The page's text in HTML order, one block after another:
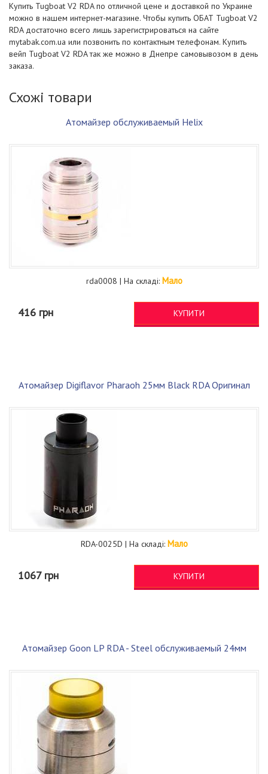
Купить Tugboat V2 RDA по отличной цене и доставкой по Украине
можно в нашем интернет-магазине. Чтобы купить ОБАТ Tugboat V2
RDA достаточно всего лишь зарегистрироваться на сайте
mytabak.com.ua или позвонить по контактным телефонам. Купить
вейп Tugboat V2 RDA так же можно в Днепре самовывозом в день
заказа.
Схожі товари
Атомайзер обслуживаемый Helix
rda0008 | На складі: Мало
416 грн КУПИТИ
Атомайзер Digiflavor Pharaoh 25мм Black RDA Оригинал
RDA-0025D | На складі: Мало
1067 грн КУПИТИ
Атомайзер Goon LP RDA - Steel обслуживаемый 24мм